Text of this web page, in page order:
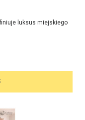
luksus miejskiego